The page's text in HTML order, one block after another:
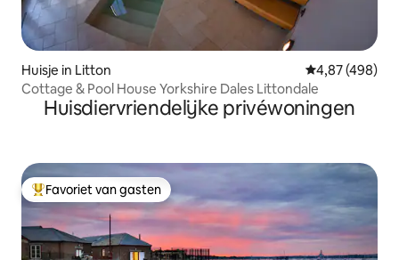
Huisje in Litton Gemiddelde
4,87 (498)
Cottage & Pool House Yorkshire Dales Littondale
Huisdiervriendelijke privéwoningen
Topfavoriet van gasten
Favoriet van gasten